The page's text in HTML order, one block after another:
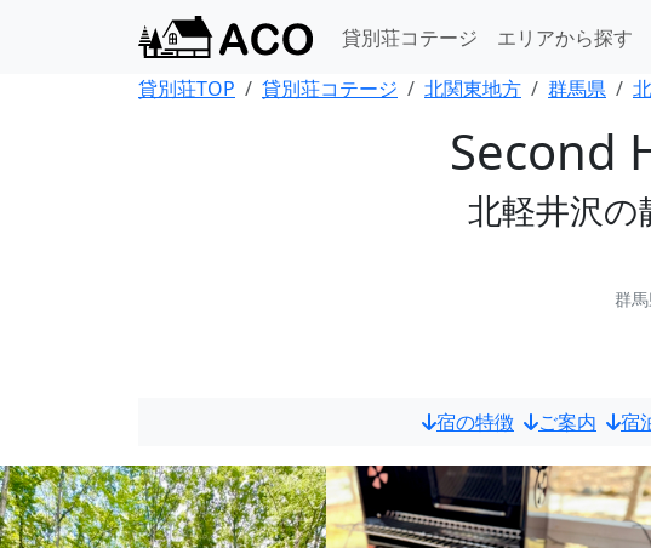
貸別荘コテージ エリアから探す
貸別荘TOP
貸別荘コテージ 北関東地方 群馬県
Second
北軽井沢
群
宿の特徴 ご案内 宿